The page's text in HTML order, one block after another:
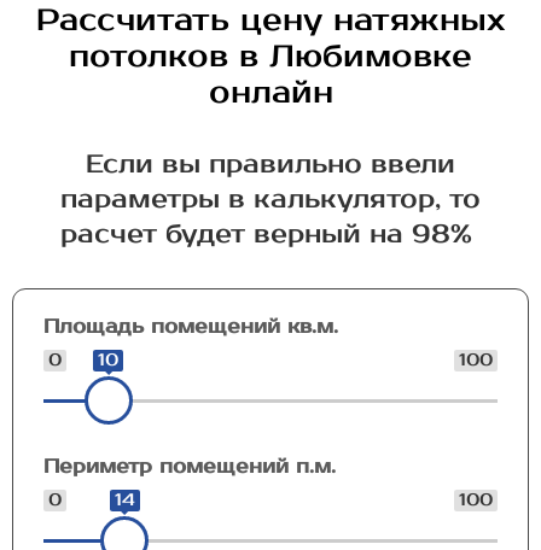
Рассчитать цену натяжных
потолков в Любимовке
онлайн
Если вы правильно ввели
параметры в калькулятор, то
расчет будет верный на 98%
Площадь помещений кв.м.
0 100
10
Периметр помещений п.м.
0 100
14